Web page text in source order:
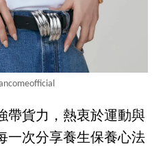
帶貨力，熱衷於運動與
一次分享養生保養心法